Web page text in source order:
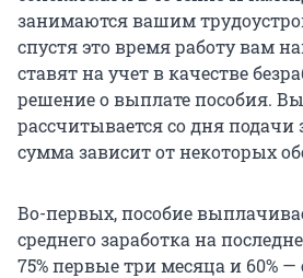
занимаются вашим
спустя это время работу вам
ставят на учет в качестве
решение о выплате пособия.
рассчитывается со дня подачи
сумма зависит от некоторых
Во-первых, пособие
среднего заработка на
75% первые три месяца и 60%